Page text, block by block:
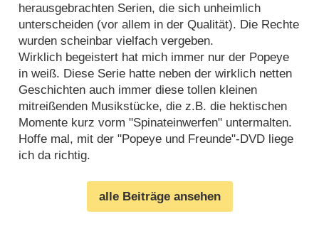
herausgebrachten Serien, die sich unheimlich
unterscheiden (vor allem in der Qualität). Die Rechte
wurden scheinbar vielfach vergeben.
Wirklich begeistert hat mich immer nur der Popeye
in weiß. Diese Serie hatte neben der wirklich netten
Geschichten auch immer diese tollen kleinen
mitreißenden Musikstücke, die z.B. die hektischen
Momente kurz vorm "Spinateinwerfen" untermalten.
Hoffe mal, mit der "Popeye und Freunde"-DVD liege
ich da richtig.
alle Beiträge ansehen